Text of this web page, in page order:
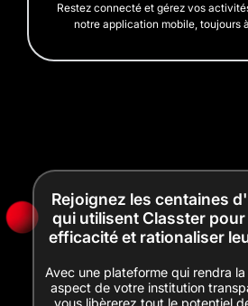
Restez connecté et gérez vos
notre application mobile, toujours
Rejoignez les centaines
qui utilisent Classter
efficacité et rationaliser
Avec une plateforme qui rendra
aspect de votre institution
vous libèrerez tout le potentiel